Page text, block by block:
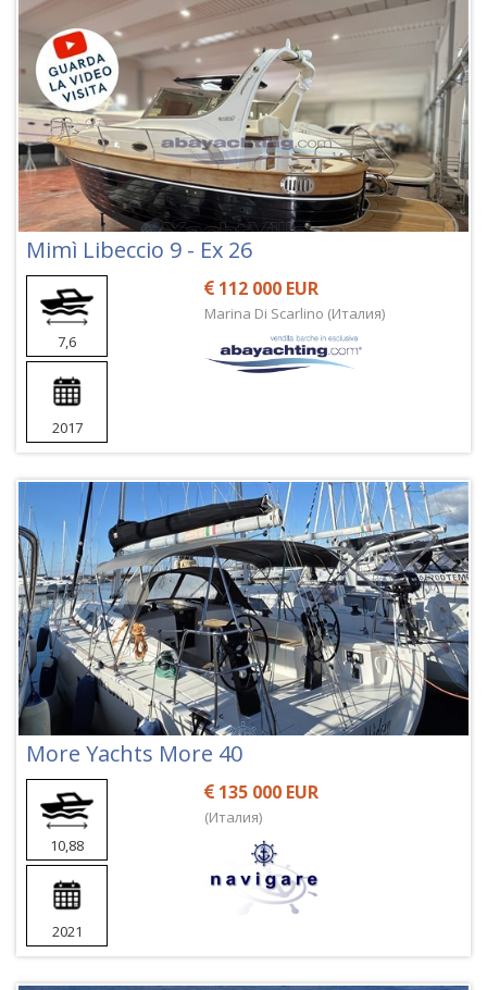
Mimì Libeccio 9 - Ex 26
7,6
2017
112 000 EUR
Marina Di Scarlino (Италия)
More Yachts More 40
10,88
2021
135 000 EUR
(Италия)